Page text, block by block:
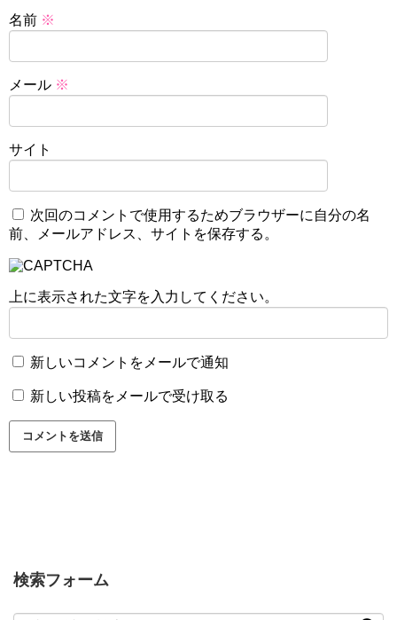
名前 ※
メール ※
サイト
次回のコメントで使用するためブラウザーに自分の名
前、メールアドレス、サイトを保存する。
上に表示された文字を入力してください。
新しいコメントをメールで通知
新しい投稿をメールで受け取る
検索フォーム